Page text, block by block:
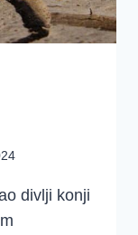
divlji konji